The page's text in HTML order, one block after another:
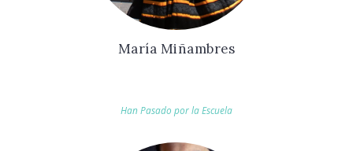
María Miñambres
Han Pasado por la Escuela